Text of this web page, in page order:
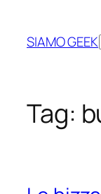
contenuto
SIAMO GEEK
Tag: